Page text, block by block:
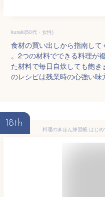
kuraki(50代・女性)
食材の買い出しから指南し
。2つの材料でできる料理が
た材料で毎日自炊しても飽
のレシピは残業時の心強い味
18th
料理のきほん練習帳 はじ